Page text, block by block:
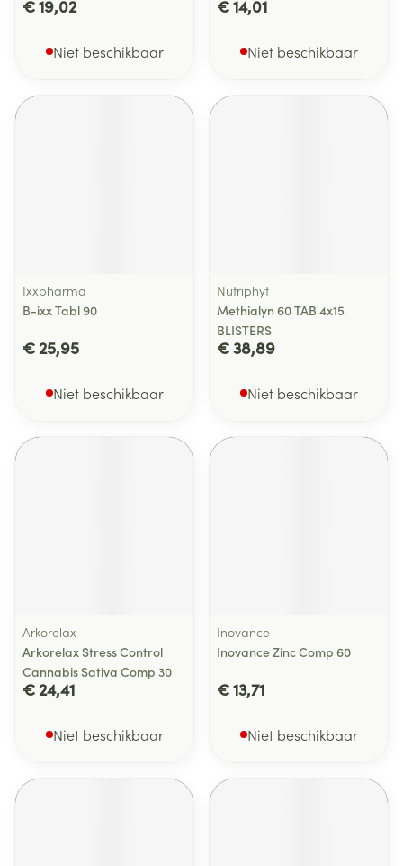
€ 19,02
Niet beschikbaar
€ 14,01
Niet beschikbaar
Ixxpharma
B-ixx Tabl 90
€ 25,95
Niet beschikbaar
Nutriphyt
Methialyn 60 TAB 4x15
BLISTERS
€ 38,89
Niet beschikbaar
Arkorelax
Arkorelax Stress Control
Cannabis Sativa Comp 30
€ 24,41
Niet beschikbaar
Inovance
Inovance Zinc Comp 60
€ 13,71
Niet beschikbaar